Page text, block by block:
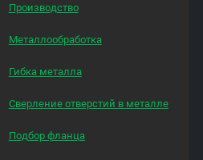
Производство
Металлообработка
Гибка металла
Сверление отверстий в металле
Подбор фланца